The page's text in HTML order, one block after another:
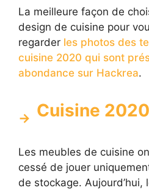
La meilleure façon de
design de cuisine pour
regarder les photos des
cuisine 2020 qui sont
abondance sur Hackrea.
Cuisine
Les meubles de cuisine
cessé de jouer
de stockage. Aujourd’hui,